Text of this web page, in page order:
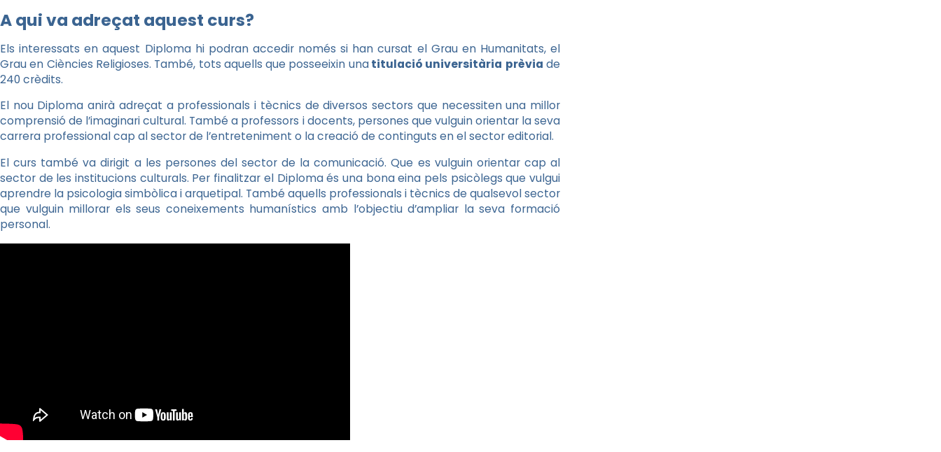
A qui va adreçat aquest curs?
Els interessats en aquest Diploma hi podran accedir només si han cursat el Grau en Humanitats, el
Grau en Ciències Religioses. També, tots aquells que posseeixin unatitulació universitària prèvia de
240 crèdits.
El nou Diploma anirà adreçat a professionals i tècnics de diversos sectors que necessiten una millor
comprensió de l’imaginari cultural. També a professors i docents, persones que vulguin orientar la seva
carrera professional cap al sector de l’entreteniment o la creació de continguts en el sector editorial.
El curs també va dirigit a les persones del sector de la comunicació. Que es vulguin orientar cap al
sector de les institucions culturals. Per finalitzar el Diploma és una bona eina pels psicòlegs que vulgui
aprendre la psicologia simbòlica i arquetipal. També aquells professionals i tècnics de qualsevol sector
que vulguin millorar els seus coneixements humanístics amb l’objectiu d’ampliar la seva formació
personal.